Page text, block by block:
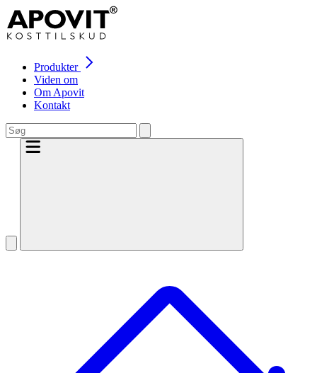
Produkter
Viden om
Om Apovit
Kontakt